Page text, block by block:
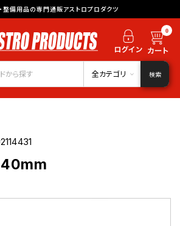
整備用品の専門通販アストロプロダクツ
0
全カテゴリ 検索
40mm